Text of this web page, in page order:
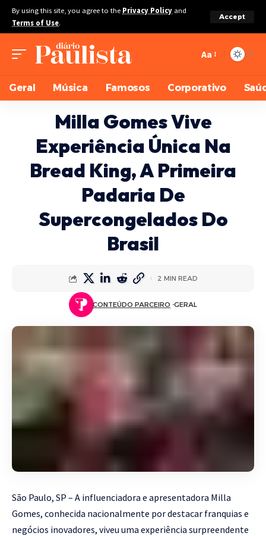
By using this site, you agree to the Privacy Policy and
Terms of Use.
Accept
Aa
Geral Música Famosos Corporativo
Milla Gomes Vive
Experiência Única Na
Bread King, A Primeira
Padaria De
Supercongelados Do
Brasil
CONTEÚDO PARCEIRO GERAL
2 MIN READ
São Paulo, SP – A influenciadora e apresentadora Milla
Gomes, conhecida nacionalmente por destacar franquias e
negócios inovadores, viveu uma experiência surpreendente